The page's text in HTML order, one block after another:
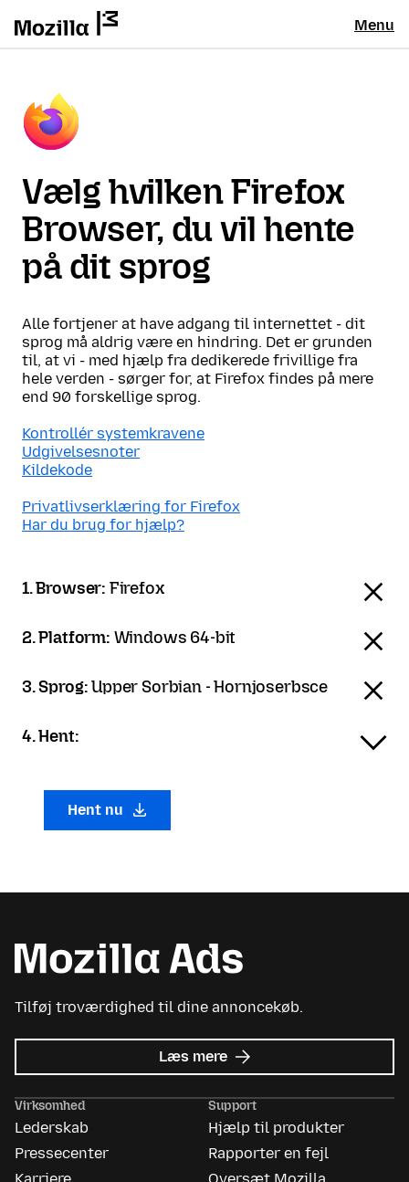
Menu
Vælg hvilken Firefox
Browser, du vil hente
på dit sprog
Alle fortjener at have adgang til internettet - dit
sprog må aldrig være en hindring. Det er grunden
til, at vi - med hjælp fra dedikerede frivillige fra
hele verden - sørger for, at Firefox findes på mere
end 90 forskellige sprog.
Kontrollér systemkravene
Udgivelsesnoter
Kildekode
Privatlivserklæring for Firefox
Har du brug for hjælp?
1. Browser: Firefox
2. Platform: Windows 64-bit
3. Sprog:Upper Sorbian - Hornjoserbsce
4. Hent:
Hent nu
Tilføj troværdighed til dine annoncekøb.
Læs mere om
Mozilla
Virksomhed
Lederskab
Pressecenter
Support
Hjælp til produkter
Rapporter en fejl